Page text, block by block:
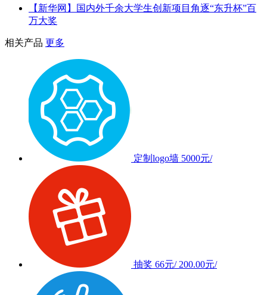
【新华网】国内外千余大学生创新项目角逐“东升杯”百
万大奖
相关产品 更多
定制logo墙 5000元/
抽奖 66元/ 200.00元/